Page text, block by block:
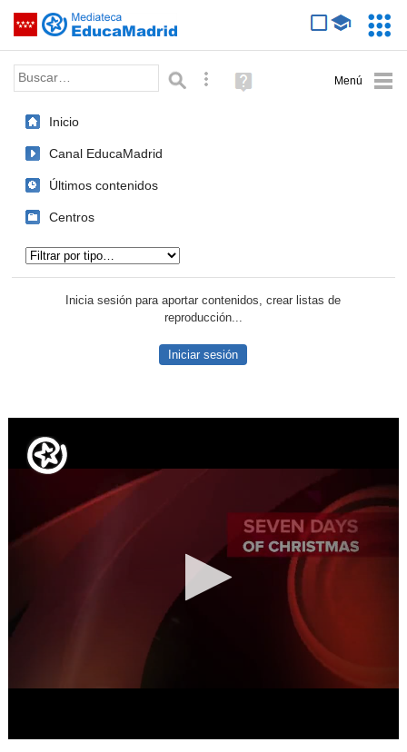
Saltar navegación
Palabra o frase: Búsqueda avanzada
Ayuda
(en
Inicio
Canal EducaMadrid
Últimos contenidos
Centros
Inicia sesión para aportar contenidos, crear listas de
reproducción...
Iniciar sesión